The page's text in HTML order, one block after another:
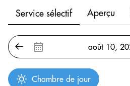
Service sélectif Aperçu
Chambre de jour